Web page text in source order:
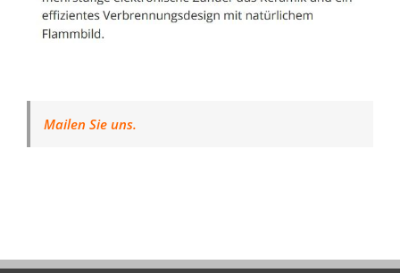
Mailen Sie uns.